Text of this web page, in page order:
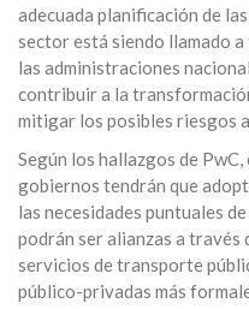
adecuada planificación de
sector está siendo llamado
las administraciones
contribuir a la
mitigar los posibles riesgos
Según los hallazgos de
gobiernos tendrán que
las necesidades puntuales
podrán ser alianzas a
servicios de transporte
público-privadas más